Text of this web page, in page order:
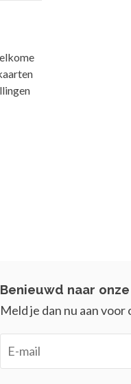
Benieuwd naar
Meld je dan nu aan